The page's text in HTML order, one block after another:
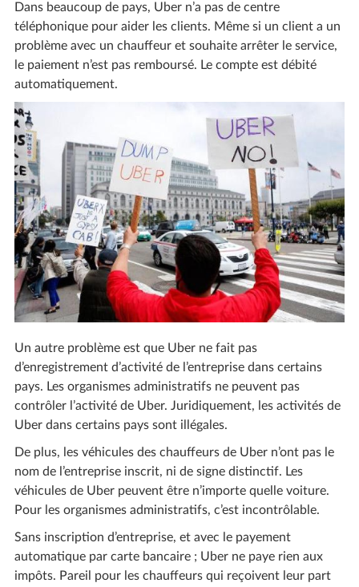
Dans beaucoup de pays, Uber n’a pas de centre
téléphonique pour aider les clients. Même si un client a un
problème avec un chauffeur et souhaite arrêter le service,
le paiement n’est pas remboursé. Le compte est débité
automatiquement.
Un autre problème est que Uber ne fait pas
d’enregistrement d’activité de l’entreprise dans certains
pays. Les organismes administratifs ne peuvent pas
contrôler l’activité de Uber. Juridiquement, les activités de
Uber dans certains pays sont illégales.
De plus, les véhicules des chauffeurs de Uber n’ont pas le
nom de l’entreprise inscrit, ni de signe distinctif. Les
véhicules de Uber peuvent être n’importe quelle voiture.
Pour les organismes administratifs, c’est incontrôlable.
Sans inscription d’entreprise, et avec le payement
automatique par carte bancaire ; Uber ne paye rien aux
impôts. Pareil pour les chauffeurs qui reçoivent leur part